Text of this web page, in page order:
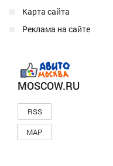
Карта сайта
Реклама на сайте
MOSCOW.RU
RSS
MAP